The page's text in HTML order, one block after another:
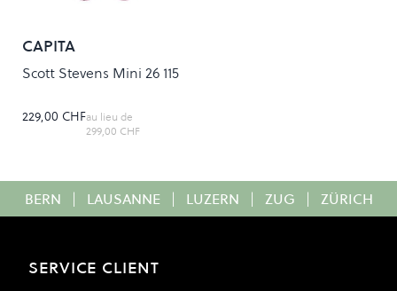
CAPITA
Scott Stevens Mini 26 115
229,00 CHFau lieu de
299,00 CHF
BERN | LAUSANNE | LUZERN | ZUG | ZÜRICH
SERVICE CLIENT